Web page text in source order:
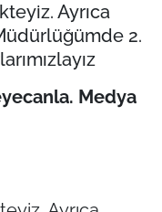
Ayrıca
2.
Medya